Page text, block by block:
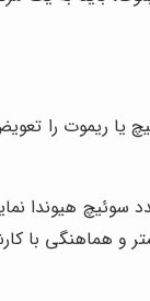
ریموت را
سوئیچ هیوندا
هماهنگی با